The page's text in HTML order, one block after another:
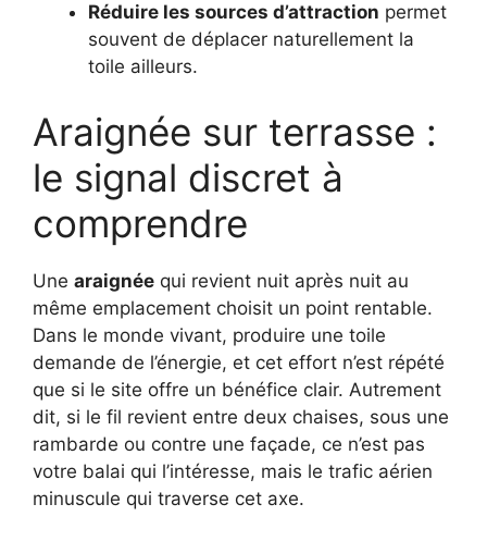
Réduire les sources d’attraction permet
souvent de déplacer naturellement la
toile ailleurs.
Araignée sur terrasse :
le signal discret à
comprendre
Une araignée qui revient nuit après nuit au
même emplacement choisit un point rentable.
Dans le monde vivant, produire une toile
demande de l’énergie, et cet effort n’est répété
que si le site offre un bénéfice clair. Autrement
dit, si le fil revient entre deux chaises, sous une
rambarde ou contre une façade, ce n’est pas
votre balai qui l’intéresse, mais le trafic aérien
minuscule qui traverse cet axe.